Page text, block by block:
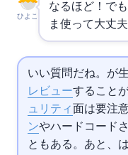
ひよこ
なるほど！でも
ま使って大丈
いい質問だね。AI
レビューすること
ュリティ 面は要注意
ンやハードコード
ともある。あと、AI